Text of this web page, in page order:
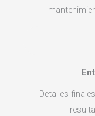
Detalles